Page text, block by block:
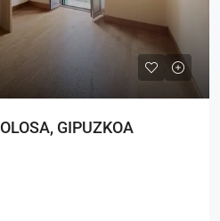
GIPUZKOA